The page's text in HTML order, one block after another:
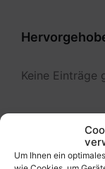
Um Ihnen ein
Keine Einträge
Services